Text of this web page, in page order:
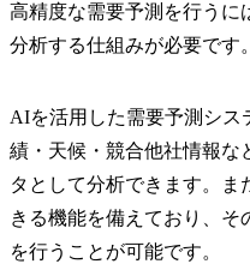
高精度な需要予測を行うに
分析する仕組みが必要です。
AIを活用した需要予測シス
績・天候・競合他社情報な
タとして分析できます。
きる機能を備えており、そ
を行うことが可能です。